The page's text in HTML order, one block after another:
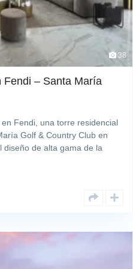
38
Fendi – Santa María
Fendi, una torre residencial
Golf & Country Club en
diseño de alta gama de la
y sofisticado,